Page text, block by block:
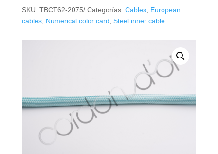
SKU: TBCT62-2075/ Categorías: Cables, European
cables, Numerical color card Steel inner cable